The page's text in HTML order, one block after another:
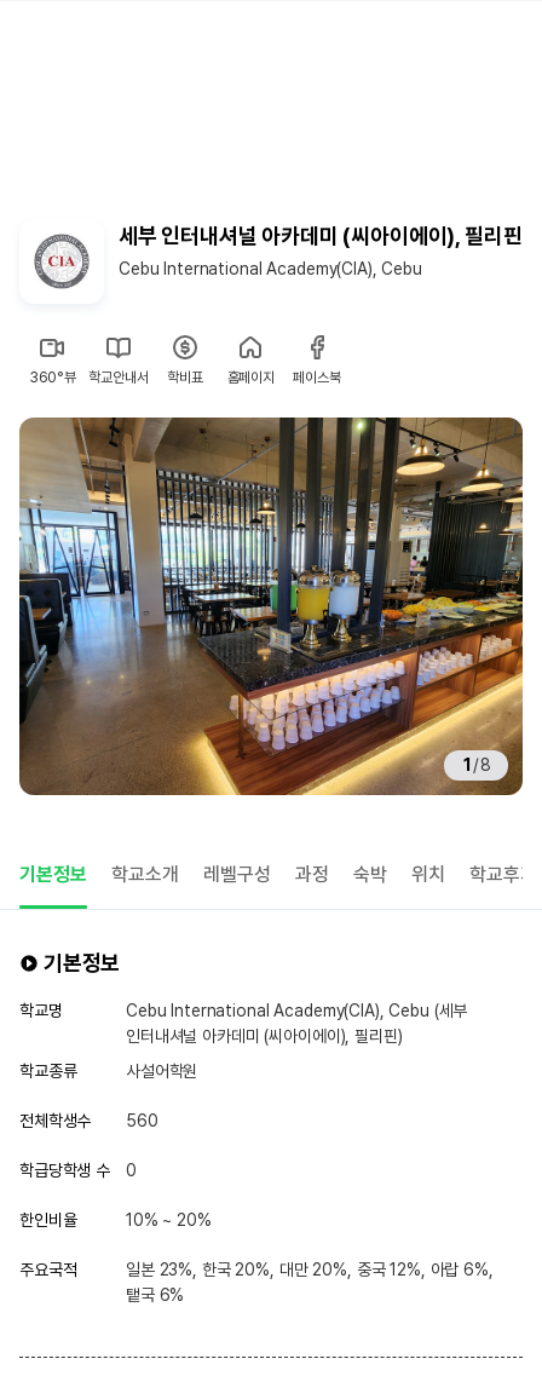
세부 인터내셔널 아카데미 (씨아이에이), 필리핀
Cebu International Academy(CIA), Cebu
360°뷰 학교안내서 학비표 홈페이지 페이스북
1 /8
기본정보 학교소개 레벨구성 과정 숙박 위치 학교후기
기본정보
학교명
Cebu International Academy(CIA), Cebu (세부
인터내셔널 아카데미 (씨아이에이), 필리핀)
학교종류
사설어학원
전체학생수 560
학급당학생 수 0
한인비율 10% ~ 20%
주요국적
일본 23%, 한국 20%, 대만 20%, 중국 12%, 아랍 6%,
탵국 6%